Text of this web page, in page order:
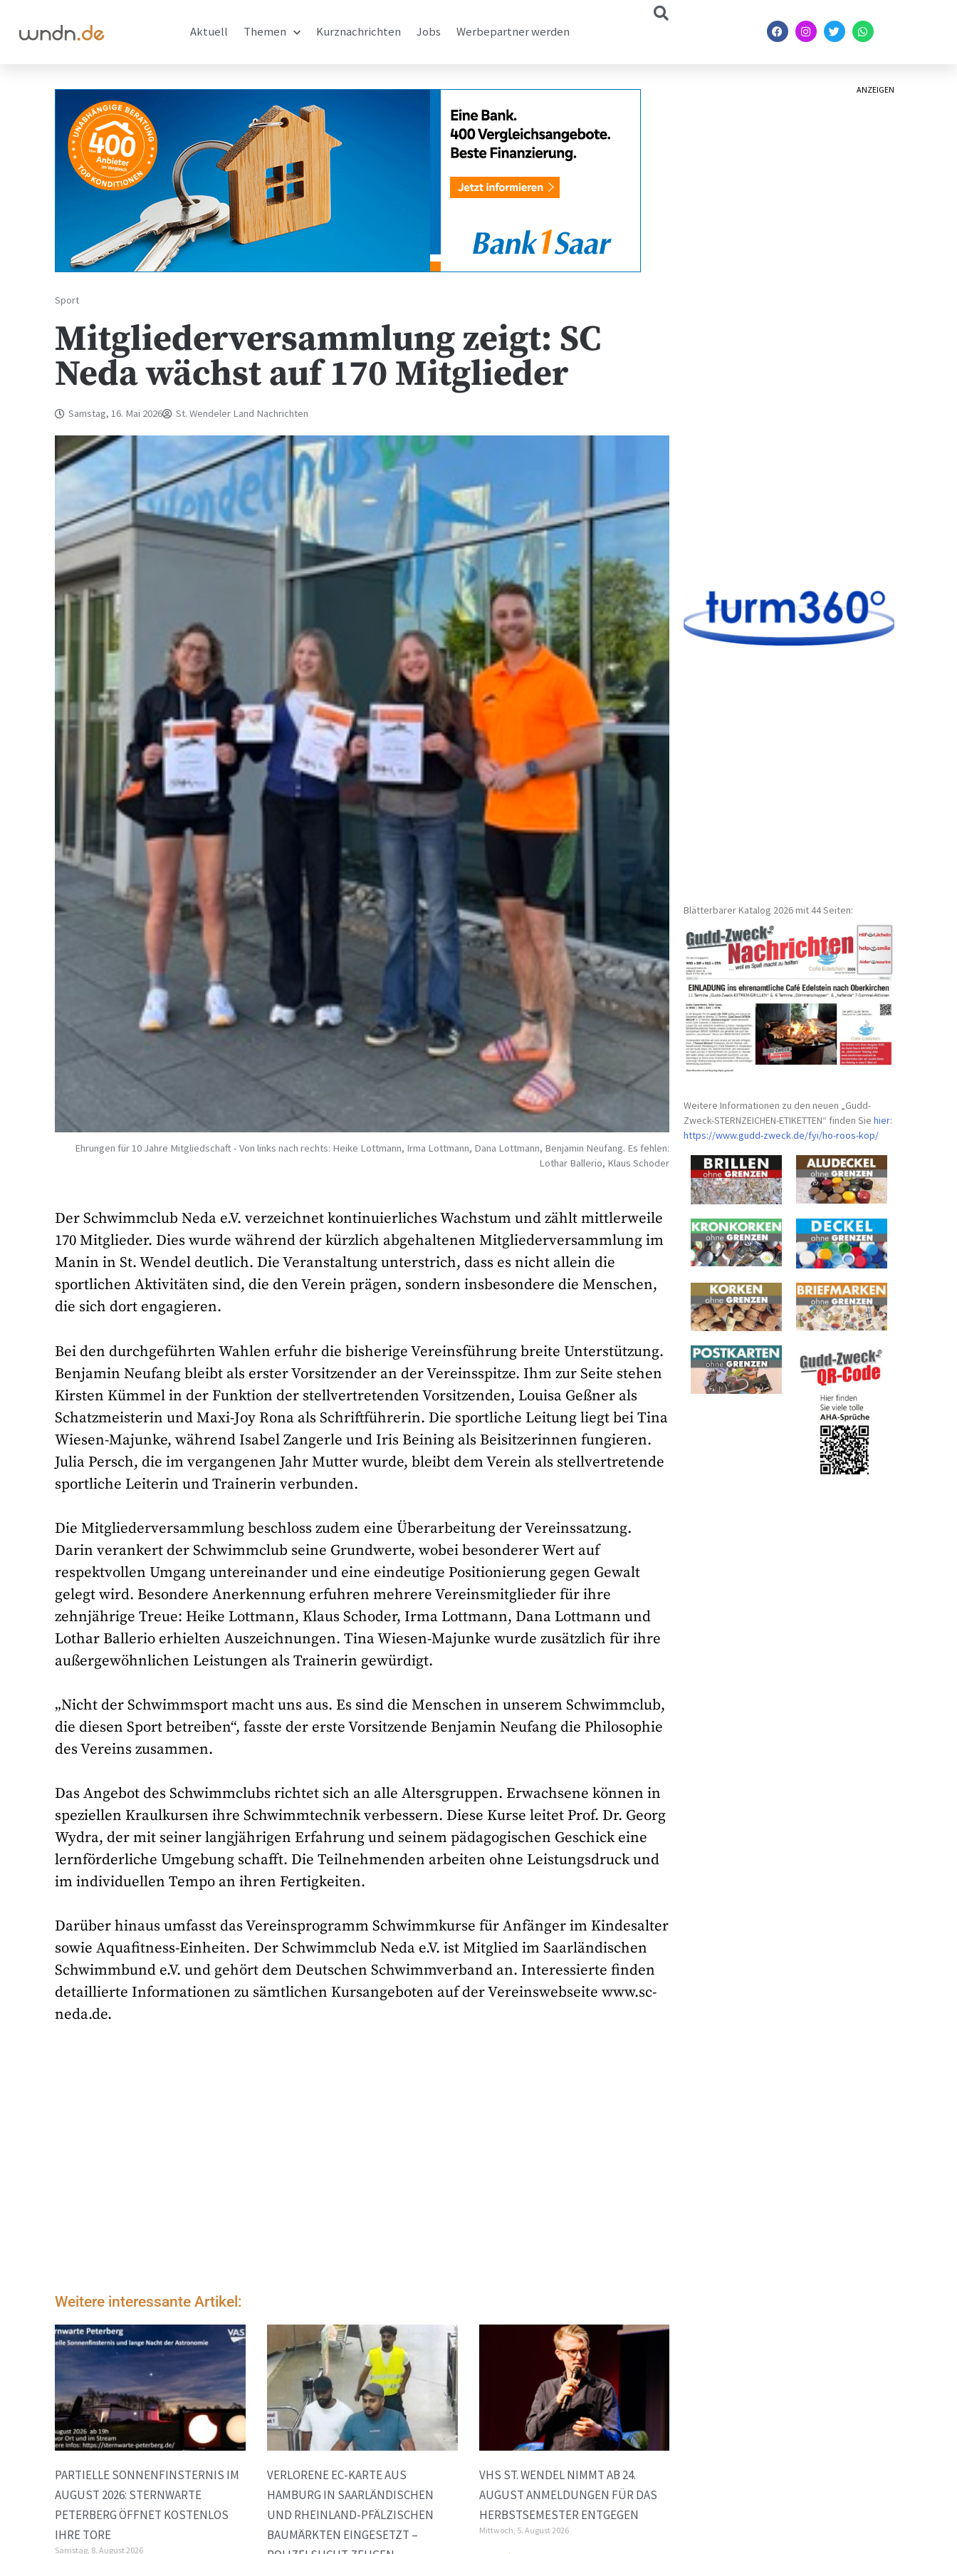
Aktuell Themen Kurznachrichten Jobs Werbepartner werden
Sport
Mitgliederversammlung zeigt: SC
Neda wächst auf 170 Mitglieder
Samstag, 16. Mai 2026 St. Wendeler Land Nachrichten
Ehrungen für 10 Jahre Mitgliedschaft - Von links nach rechts: Heike Lottmann, Irma Lottmann, Dana Lottmann, Benjamin Neufang. Es fehlen:
Lothar Ballerio, Klaus Schoder
Der Schwimmclub Neda e.V. verzeichnet kontinuierliches Wachstum und zählt mittlerweile
170 Mitglieder. Dies wurde während der kürzlich abgehaltenen Mitgliederversammlung im
Manin in St. Wendel deutlich. Die Veranstaltung unterstrich, dass es nicht allein die
sportlichen Aktivitäten sind, die den Verein prägen, sondern insbesondere die Menschen,
die sich dort engagieren.
Bei den durchgeführten Wahlen erfuhr die bisherige Vereinsführung breite Unterstützung.
Benjamin Neufang bleibt als erster Vorsitzender an der Vereinsspitze. Ihm zur Seite stehen
Kirsten Kümmel in der Funktion der stellvertretenden Vorsitzenden, Louisa Geßner als
Schatzmeisterin und Maxi-Joy Rona als Schriftführerin. Die sportliche Leitung liegt bei Tina
Wiesen-Majunke, während Isabel Zangerle und Iris Beining als Beisitzerinnen fungieren.
Julia Persch, die im vergangenen Jahr Mutter wurde, bleibt dem Verein als stellvertretende
sportliche Leiterin und Trainerin verbunden.
Die Mitgliederversammlung beschloss zudem eine Überarbeitung der Vereinssatzung.
Darin verankert der Schwimmclub seine Grundwerte, wobei besonderer Wert auf
respektvollen Umgang untereinander und eine eindeutige Positionierung gegen Gewalt
gelegt wird. Besondere Anerkennung erfuhren mehrere Vereinsmitglieder für ihre
zehnjährige Treue: Heike Lottmann, Klaus Schoder, Irma Lottmann, Dana Lottmann und
Lothar Ballerio erhielten Auszeichnungen. Tina Wiesen-Majunke wurde zusätzlich für ihre
außergewöhnlichen Leistungen als Trainerin gewürdigt.
„Nicht der Schwimmsport macht uns aus. Es sind die Menschen in unserem Schwimmclub,
die diesen Sport betreiben“, fasste der erste Vorsitzende Benjamin Neufang die Philosophie
des Vereins zusammen.
Das Angebot des Schwimmclubs richtet sich an alle Altersgruppen. Erwachsene können in
speziellen Kraulkursen ihre Schwimmtechnik verbessern. Diese Kurse leitet Prof. Dr. Georg
Wydra, der mit seiner langjährigen Erfahrung und seinem pädagogischen Geschick eine
lernförderliche Umgebung schafft. Die Teilnehmenden arbeiten ohne Leistungsdruck und
im individuellen Tempo an ihren Fertigkeiten.
Darüber hinaus umfasst das Vereinsprogramm Schwimmkurse für Anfänger im Kindesalter
sowie Aquafitness-Einheiten. Der Schwimmclub Neda e.V. ist Mitglied im Saarländischen
Schwimmbund e.V. und gehört dem Deutschen Schwimmverband an. Interessierte finden
detaillierte Informationen zu sämtlichen Kursangeboten auf der Vereinswebseite www.sc-
neda.de.
Weitere interessante Artikel:
PARTIELLE SONNENFINSTERNIS IM
AUGUST 2026: STERNWARTE
PETERBERG ÖFFNET KOSTENLOS
IHRE TORE
Samstag, 8. August 2026
VERLORENE EC-KARTE AUS
HAMBURG IN SAARLÄNDISCHEN
UND RHEINLAND-PFÄLZISCHEN
BAUMÄRKTEN EINGESETZT –
VHS ST. WENDEL NIMMT AB 24.
AUGUST ANMELDUNGEN FÜR DAS
HERBSTSEMESTER ENTGEGEN
Mittwoch, 5. August 2026
ANZEIGEN
Blätterbarer Katalog 2026 mit 44 Seiten:
Weitere Informationen zu den neuen „Gudd-
Zweck-STERNZEICHEN-ETIKETTEN“ finden Siehier:
https://www.gudd-zweck.de/fyi/ho-roos-kop/